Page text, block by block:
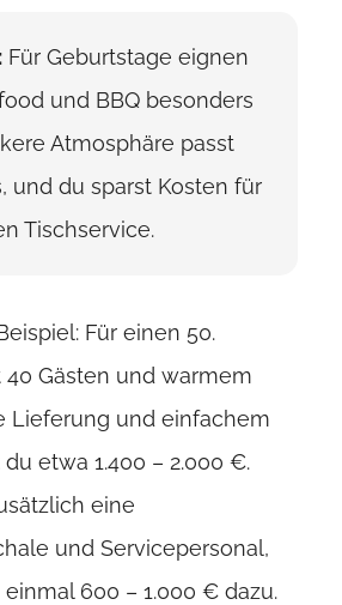
Für Geburtstage eignen
und BBQ besonders
Atmosphäre passt
und du sparst Kosten für
Tischservice.
Für einen 50.
Gästen und warmem
Lieferung und einfachem
etwa 1.400 – 2.000 €.
eine
und Servicepersonal,
600 – 1.000 € dazu.